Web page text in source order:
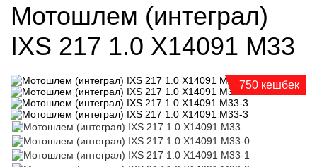
Мотошлем (интеграл)
IXS 217 1.0 X14091 М33
750 кешбек